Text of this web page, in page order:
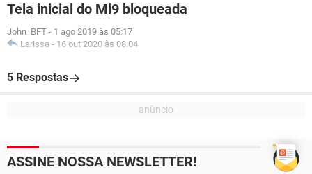
Tela inicial do Mi9 bloqueada
John_BFT - 1 ago 2019 às 05:17
Larissa - 16 out 2020 às 08:04
5 Respostas
ASSINE NOSSA NEWSLETTER!